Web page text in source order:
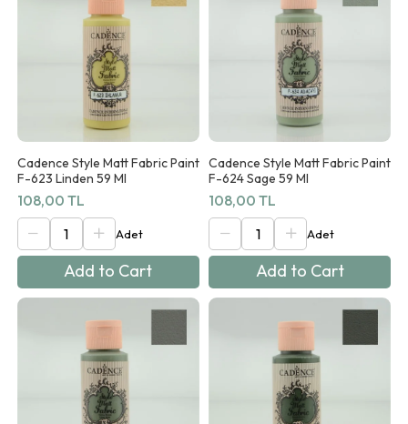
Cadence Style Matt Fabric Paint
F-623 Linden 59 Ml
108,00 TL
Add to Cart
Cadence Style Matt Fabric Paint
F-624 Sage 59 Ml
108,00 TL
Add to Cart